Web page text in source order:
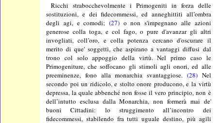
Ricchi strabocchevolmente i Primogeniti in forza delle
sostituzioni, e dei fidecommessi, ed anneghittiti all’ombra
degli agi, e comodi; (27)o non s'impegnano alle azioni
generose colla toga, e col fago, o pure d'avanzar gli altri
invogliati, coll’oro, e colla potenza cercano d'oscurare il
merito di que' soggetti, che aspirano a vantaggi diffusi dal
trono col solo appoggio della virtù. Nel primo caso le
Primogeniture, che soffocano gli stimoli agli onori, ed alle
preeminenze, fono alla monarchia svantaggiose. (28)Nel
secondo poi un ridicolo, e stolto onore producono, e la virtù
depressa, la quale abbenché non fosse il vero principio, non è
dell’intutto esclusa dalla Monarchia, non formerà mai de'
buoni Cittadini: lo struggimento all’incontro dei
fidecommessi, stabilendo fra tutti uguale destino, più agili